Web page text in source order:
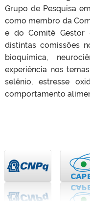
Grupo de Pesquisa
como membro da
e do Comitê Gestor
distintas comissões
bioquímica,
experiência nos
selênio, estresse
comportamento